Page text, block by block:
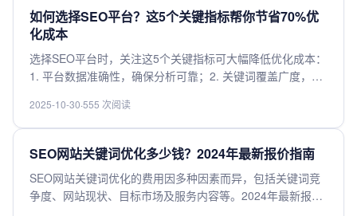
的流量增长。
如何选择SEO平台？这5个关键指标帮你节省70%优
化成本
选择SEO平台时，关注这5个关键指标可大幅降低优化成本：
1. 平台数据准确性，确保分析可靠；2. 关键词覆盖广度，提
告自动化程度，节省人工时间；5. 性价比与客户支持，保障
长期使用效果。综合评估这些指标，能高效筛选合适工具，
避免资源浪费。
2025-10-30·555 次阅读
SEO网站关键词优化多少钱？2024年最新报价指南
SEO网站关键词优化的费用因多种因素而异，包括关键词竞
争度、网站现状、目标市场及服务内容等。2024年最新报价